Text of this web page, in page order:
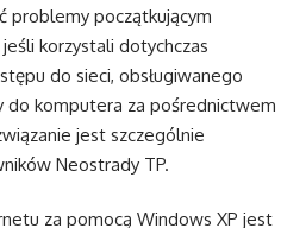
problemy początkującym
korzystali dotychczas
do sieci, obsługiwanego
do komputera za pośrednictwem
jest szczególnie
Neostrady TP.
za pomocą Windows XP jest